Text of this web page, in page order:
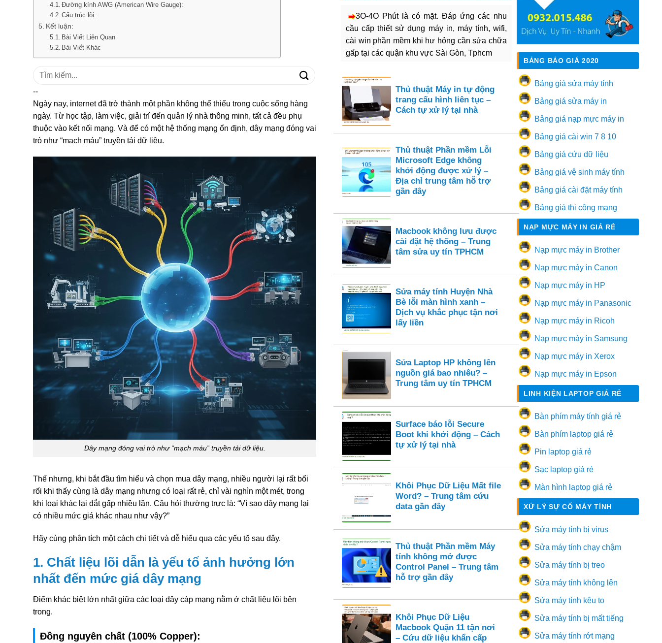
Đường kính AWG (American Wire Gauge):
Cấu trúc lõi:
Kết luận:
Bài Viết Liên Quan
Bài Viết Khác
Tìm
--
Ngày nay, internet đã trở thành một phần không thể thiếu trong cuộc sống hàng
ngày. Từ học tập, làm việc, giải trí đến quản lý nhà thông minh, tất cả đều phụ
thuộc vào kết nối mạng. Và để có một hệ thống mạng ổn định, dây mạng đóng vai
trò như “mạch máu” truyền tải dữ liệu.
Dây mạng đóng vai trò như “mạch máu” truyền tải dữ liệu.
Thế nhưng, khi bắt đầu tìm hiểu và chọn mua dây mạng, nhiều người lại rất bối
rối khi thấy cùng là dây mạng nhưng có loại rất rẻ, chỉ vài nghìn một mét, trong
khi loại khác lại đắt gấp nhiều lần. Câu hỏi thường trực là: “Vì sao dây mạng lại
có nhiều mức giá khác nhau như vậy?”
Hãy cùng phân tích một cách chi tiết và dễ hiểu qua các yếu tố sau đây.
1. Chất liệu lõi dẫn là yếu tố ảnh hưởng lớn
nhất đến mức giá dây mạng
Điểm khác biệt lớn nhất giữa các loại dây cáp mạng nằm ở chất liệu lõi bên
trong.
Đồng nguyên chất (100% Copper):
3O-4O Phút là có mặt. Đáp ứng các nhu
cầu cấp thiết sử dụng máy in, máy tính, wifi,
cài win phần mềm khi hư hỏng cần sửa chữa
gấp tại các quận khu vực Sài Gòn, Tphcm
Thủ thuật Máy in tự động
trang cấu hình liên tục –
Cách tự xử lý tại nhà
Thủ thuật Phần mềm Lỗi
Microsoft Edge không
khởi động được xử lý –
Địa chỉ trung tâm hỗ trợ
gần đây
Macbook không lưu được
cài đặt hệ thống – Trung
tâm sửa uy tín TPHCM
Sửa máy tính Huyện Nhà
Bè lỗi màn hình xanh –
Dịch vụ khắc phục tận nơi
lấy liền
Sửa Laptop HP không lên
nguồn giá bao nhiêu? –
Trung tâm uy tín TPHCM
Surface báo lỗi Secure
Boot khi khởi động – Cách
tự xử lý tại nhà
Khôi Phục Dữ Liệu Mất file
Word? – Trung tâm cứu
data gần đây
Thủ thuật Phần mềm Máy
tính không mở được
Control Panel – Trung tâm
hỗ trợ gần đây
Khôi Phục Dữ Liệu
Macbook Quận 11 tận nơi
– Cứu dữ liệu khẩn cấp
BẢNG BÁO GIÁ 2020
Bảng giá sửa máy tính
Bảng giá sửa máy in
Bảng giá nạp mực máy in
Bảng giá cài win 7 8 10
Bảng giá cứu dữ liệu
Bảng giá vệ sinh máy tính
Bảng giá cài đặt máy tính
Bảng giá thi công mạng
NẠP MỰC MÁY IN GIÁ RẺ
Nạp mực máy in Brother
Nạp mực máy in Canon
Nạp mực máy in HP
Nạp mực máy in Panasonic
Nạp mực máy in Ricoh
Nạp mực máy in Samsung
Nạp mực máy in Xerox
Nạp mực máy in Epson
LINH KIỆN LAPTOP GIÁ RẺ
Bàn phím máy tính giá rẻ
Bàn phím laptop giá rẻ
Pin laptop giá rẻ
Sạc laptop giá rẻ
Màn hình laptop giá rẻ
XỬ LÝ SỰ CỐ MÁY TÍNH
Sửa máy tính bị virus
Sửa máy tính chạy chậm
Sửa máy tính bị treo
Sửa máy tính không lên
Sửa máy tính kêu to
Sửa máy tính bị mất tiếng
Sửa máy tính rớt mạng